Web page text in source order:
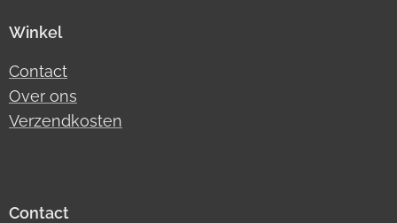
Winkel
Contact
Over ons
Verzendkosten
Contact